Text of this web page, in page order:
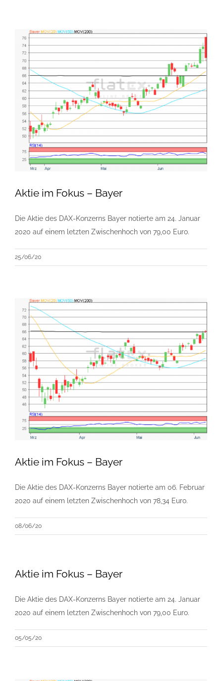
Aktie im Fokus – Bayer
Die Aktie des DAX-Konzerns Bayer notierte am 24. Januar
2020 auf einem letzten Zwischenhoch von 79,00 Euro.
25/06/20
Aktie im Fokus – Bayer
Die Aktie des DAX-Konzerns Bayer notierte am 06. Februar
2020 auf einem letzten Zwischenhoch von 78,34 Euro.
08/06/20
Aktie im Fokus – Bayer
Die Aktie des DAX-Konzerns Bayer notierte am 24. Januar
2020 auf einem letzten Zwischenhoch von 79,00 Euro.
05/05/20